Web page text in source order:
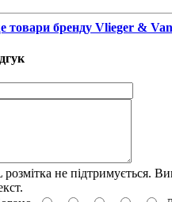
товари бренду Vlieger &
не підтримується.